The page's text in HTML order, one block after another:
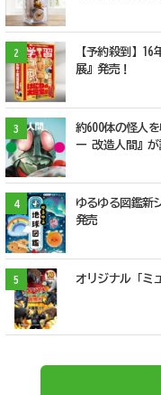
2
【予約殺到】
展』発売！
3
約600体の怪人
ー 改造人間』が
4
ゆるゆる図鑑新
発売
5 オリジナル「ミ